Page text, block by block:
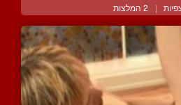
| 2 המלצות